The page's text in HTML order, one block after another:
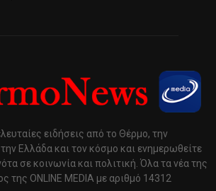
ειδήσεις από το Θέρμο, την
Ελλάδα και τον κόσμο και ενημερωθείτε
σε κοινωνία και πολιτική. Όλα τα νέα της
της ONLINE MEDIA με αριθμό 14312